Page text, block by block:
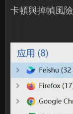
卡頓與掉幀風險